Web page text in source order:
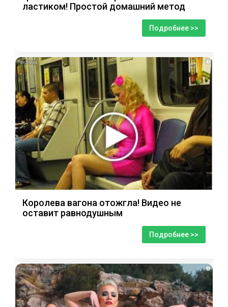
ластиком! Простой домашний метод
Подробнее >>
i
Королева вагона отожгла! Видео не
оставит равнодушным
Подробнее >>
i